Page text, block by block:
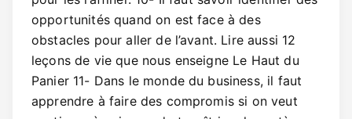
opportunités quand on est face à des
obstacles pour aller de l’avant. Lire aussi 12
leçons de vie que nous enseigne Le Haut du
Panier 11- Dans le monde du business, il faut
apprendre à faire des compromis si on veut